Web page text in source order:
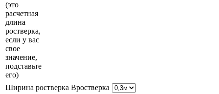
(это
расчетная
длина
ростверка,
если у вас
свое
значение,
подставьте
его)
Ширина ростверка Bростверка